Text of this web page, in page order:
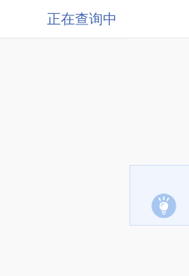
正在查询中